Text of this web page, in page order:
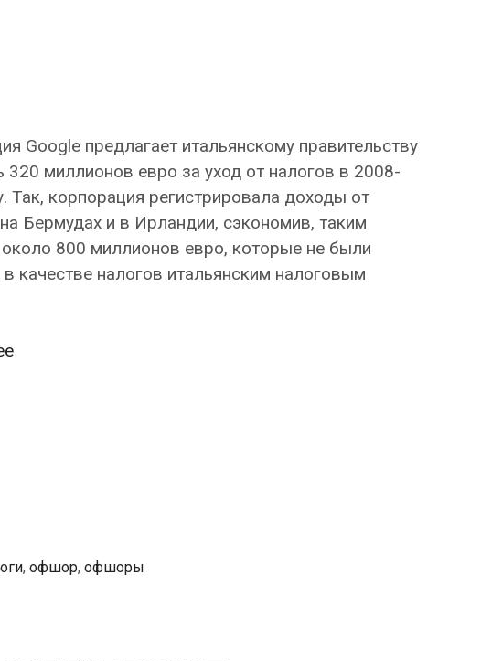
Google предлагает итальянскому правительству
320 миллионов евро за уход от налогов в 2008-
Так, корпорация регистрировала доходы от
Бермудах и в Ирландии, сэкономив, таким
800 миллионов евро, которые не были
качестве налогов итальянским налоговым
Google
на
, офшор, офшоры